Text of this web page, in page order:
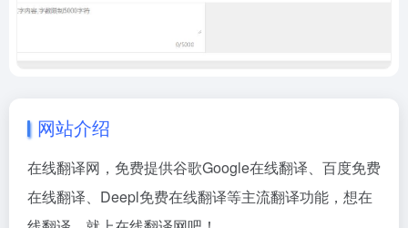
网站介绍
在线翻译网，免费提供谷歌Google在线翻译、百度免费
在线翻译、Deepl免费在线翻译等主流翻译功能，想在